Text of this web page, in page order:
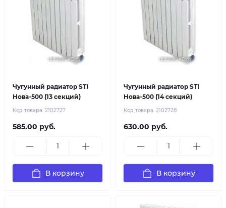
Чугунный радиатор STI
Нова-500 (13 секций)
Код товара: 2102727
585.00 руб.
В корзину
Чугунный радиатор STI
Нова-500 (14 секций)
Код товара: 2102728
630.00 руб.
В корзину